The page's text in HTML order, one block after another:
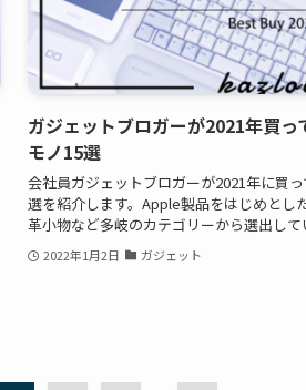
ガジェットブロガーが2021年買っ
モノ15選
会社員ガジェットブロガーが2021年に買
選を紹介します。Apple製品をはじめとし
革小物など多岐のカテゴリーから選出して
2022年1月2日 ガジェット